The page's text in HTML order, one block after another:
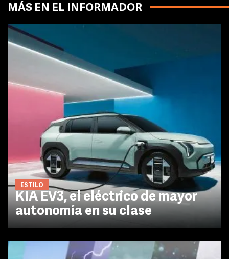
MÁS EN EL INFORMADOR
ESTILO
KIA EV3, el eléctrico de mayor
autonomía en su clase